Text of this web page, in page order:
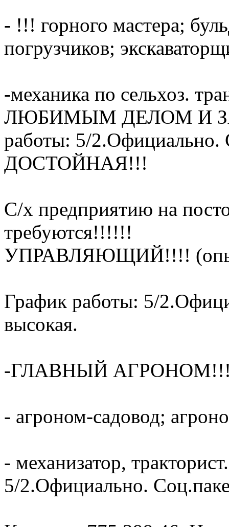
- !!! горного мастера;
погрузчиков;
-механика по сельхоз.
ЛЮБИМЫМ ДЕЛОМ И
работы: 5/2.Официально.
ДОСТОЙНАЯ!!!
С/х предприятию на
требуются!!!!!!
УПРАВЛЯЮЩИЙ!!!! (опыт
График работы: 5/
высокая.
-ГЛАВНЫЙ
- агроном-садовод;
- механизатор,
5/2.Официально.